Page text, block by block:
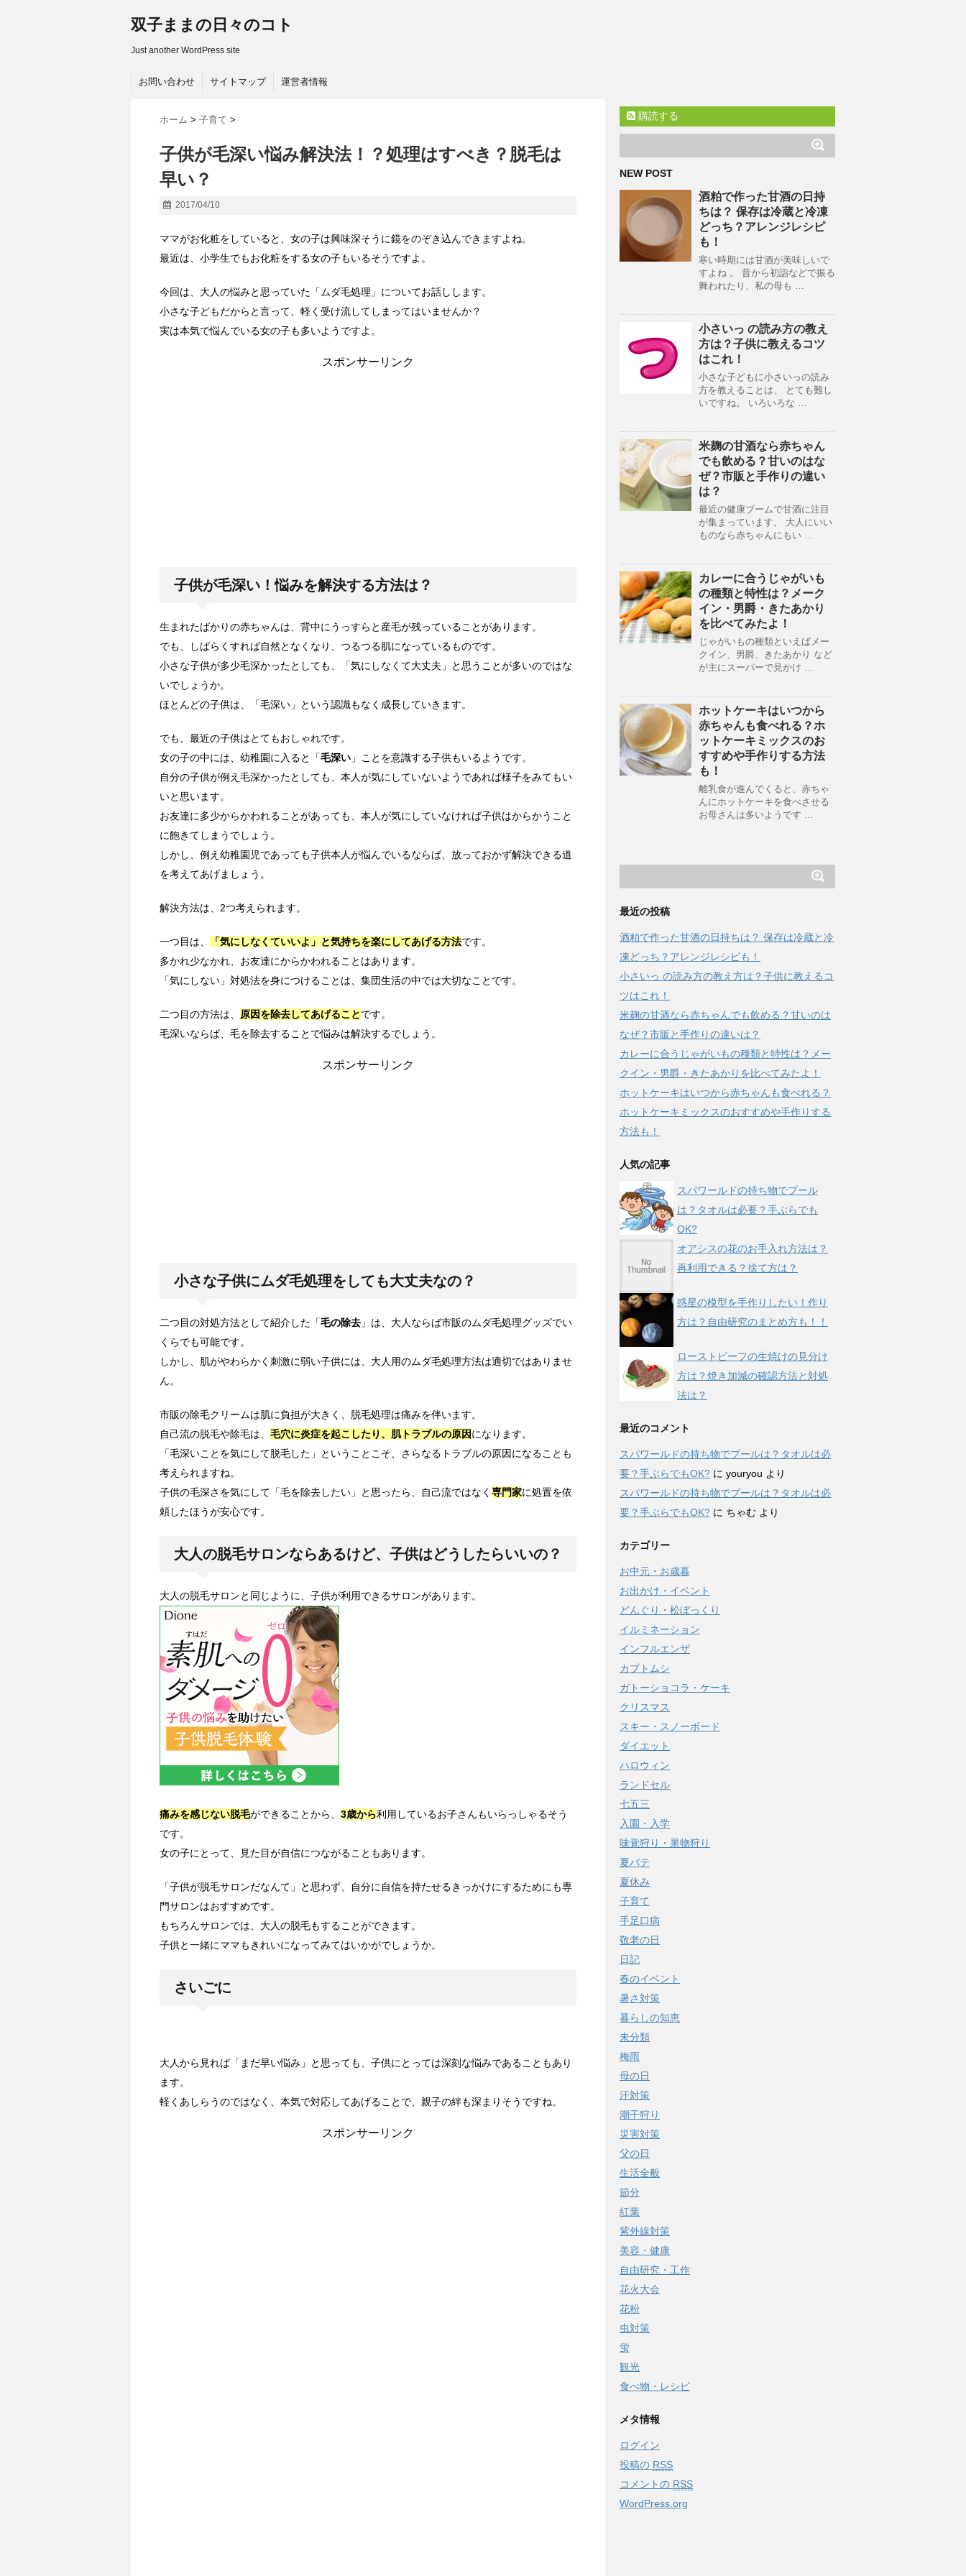
双子ままの日々のコト
Just another WordPress site
お問い合わせ サイトマップ 運営者情報
ホーム > 子育て >
子供が毛深い悩み解決法！？処理はすべき？脱毛は
早い？
2017/04/10
ママがお化粧をしていると、女の子は興味深そうに鏡をのぞき込んできますよね。
最近は、小学生でもお化粧をする女の子もいるそうですよ。
今回は、大人の悩みと思っていた「ムダ毛処理」についてお話しします。
小さな子どもだからと言って、軽く受け流してしまってはいませんか？
実は本気で悩んでいる女の子も多いようですよ。
スポンサーリンク
子供が毛深い！悩みを解決する方法は？
生まれたばかりの赤ちゃんは、背中にうっすらと産毛が残っていることがあります。
でも、しばらくすれば自然となくなり、つるつる肌になっているものです。
小さな子供が多少毛深かったとしても、「気にしなくて大丈夫」と思うことが多いのではな
いでしょうか。
ほとんどの子供は、「毛深い」という認識もなく成長していきます。
でも、最近の子供はとてもおしゃれです。
女の子の中には、幼稚園に入ると「毛深い 」ことを意識する子供もいるようです。
自分の子供が例え毛深かったとしても、本人が気にしていないようであれば様子をみてもい
いと思います。
お友達に多少からかわれることがあっても、本人が気にしていなければ子供はからかうこと
に飽きてしまうでしょう。
しかし、例え幼稚園児であっても子供本人が悩んでいるならば、放っておかず解決できる道
を考えてあげましょう。
解決方法は、2つ考えられます。
一つ目は、 「気にしなくていいよ」と気持ちを楽にしてあげる方法です。
多かれ少なかれ、お友達にからかわれることはあります。
「気にしない」対処法を身につけることは、集団生活の中では大切なことです。
二つ目の方法は、 原因を除去してあげることです。
毛深いならば、毛を除去することで悩みは解決するでしょう。
スポンサーリンク
小さな子供にムダ毛処理をしても大丈夫なの？
二つ目の対処方法として紹介した「毛の除去 」は、大人ならば市販のムダ毛処理グッズでい
くらでも可能です。
しかし、肌がやわらかく刺激に弱い子供には、大人用のムダ毛処理方法は適切ではありませ
ん。
市販の除毛クリームは肌に負担が大きく、脱毛処理は痛みを伴います。
自己流の脱毛や除毛は、 毛穴に炎症を起こしたり、肌トラブルの原因になります。
「毛深いことを気にして脱毛した」ということこそ、さらなるトラブルの原因になることも
考えられますね。
子供の毛深さを気にして「毛を除去したい」と思ったら、自己流ではなく 専門家に処置を依
頼したほうが安心です。
大人の脱毛サロンならあるけど、子供はどうしたらいいの？
大人の脱毛サロンと同じように、子供が利用できるサロンがあります。
痛みを感じない脱毛ができることから、 3歳から利用しているお子さんもいらっしゃるそう
です。
女の子にとって、見た目が自信につながることもあります。
「子供が脱毛サロンだなんて」と思わず、自分に自信を持たせるきっかけにするためにも専
門サロンはおすすめです。
もちろんサロンでは、大人の脱毛もすることができます。
子供と一緒にママもきれいになってみてはいかがでしょうか。
さいごに
大人から見れば「まだ早い悩み」と思っても、子供にとっては深刻な悩みであることもあり
ます。
軽くあしらうのではなく、本気で対応してあげることで、親子の絆も深まりそうですね。
スポンサーリンク
購読する
NEW POST
酒粕で作った甘酒の日持
ちは？ 保存は冷蔵と冷凍
どっち？アレンジレシピ
も！
寒い時期には甘酒が美味しいで
すよね 。 昔から初詣などで振る
舞われたり、私の母も …
小さいっ の読み方の教え
方は？子供に教えるコツ
はこれ！
小さな子どもに小さいっの読み
方を教えることは、 とても難し
いですね。 いろいろな …
米麹の甘酒なら赤ちゃん
でも飲める？甘いのはな
ぜ？市販と手作りの違い
は？
最近の健康ブームで甘酒に注目
が集まっています。 大人にいい
ものなら赤ちゃんにもい …
カレーに合うじゃがいも
の種類と特性は？メーク
イン・男爵・きたあかり
を比べてみたよ！
じゃがいもの種類といえばメー
クイン、男爵、きたあかり など
が主にスーパーで見かけ …
ホットケーキはいつから
赤ちゃんも食べれる？ホ
ットケーキミックスのお
すすめや手作りする方法
も！
離乳食が進んでくると、赤ちゃ
んにホットケーキを食べさせる
お母さんは多いようです …
最近の投稿
酒粕で作った甘酒の日持ちは？ 保存は冷蔵と冷
凍どっち？アレンジレシピも！
小さいっ の読み方の教え方は？子供に教えるコ
ツはこれ！
米麹の甘酒なら赤ちゃんでも飲める？甘いのは
なぜ？市販と手作りの違いは？
カレーに合うじゃがいもの種類と特性は？メー
クイン・男爵・きたあかりを比べてみたよ！
ホットケーキはいつから赤ちゃんも食べれる？
ホットケーキミックスのおすすめや手作りする
方法も！
人気の記事
スパワールドの持ち物でプール
は？タオルは必要？手ぶらでも
OK?
オアシスの花のお手入れ方法は？
再利用できる？捨て方は？
惑星の模型を手作りしたい！作り
方は？自由研究のまとめ方も！！
ローストビーフの生焼けの見分け
方は？焼き加減の確認方法と対処
法は？
最近のコメント
スパワールドの持ち物でプールは？タオルは必
要？手ぶらでもOK? に youryou より
スパワールドの持ち物でプールは？タオルは必
要？手ぶらでもOK? に ちゃむ より
カテゴリー
お中元・お歳暮
お出かけ・イベント
どんぐり・松ぼっくり
イルミネーション
インフルエンザ
カブトムシ
ガトーショコラ・ケーキ
クリスマス
スキー・スノーボード
ダイエット
ハロウィン
ランドセル
七五三
入園・入学
味覚狩り・果物狩り
夏バテ
夏休み
子育て
手足口病
敬老の日
日記
春のイベント
暑さ対策
暮らしの知恵
未分類
梅雨
母の日
汗対策
潮干狩り
災害対策
父の日
生活全般
節分
紅葉
紫外線対策
美容・健康
自由研究・工作
花火大会
花粉
虫対策
蛍
観光
食べ物・レシピ
メタ情報
ログイン
投稿の RSS
コメントの RSS
WordPress.org